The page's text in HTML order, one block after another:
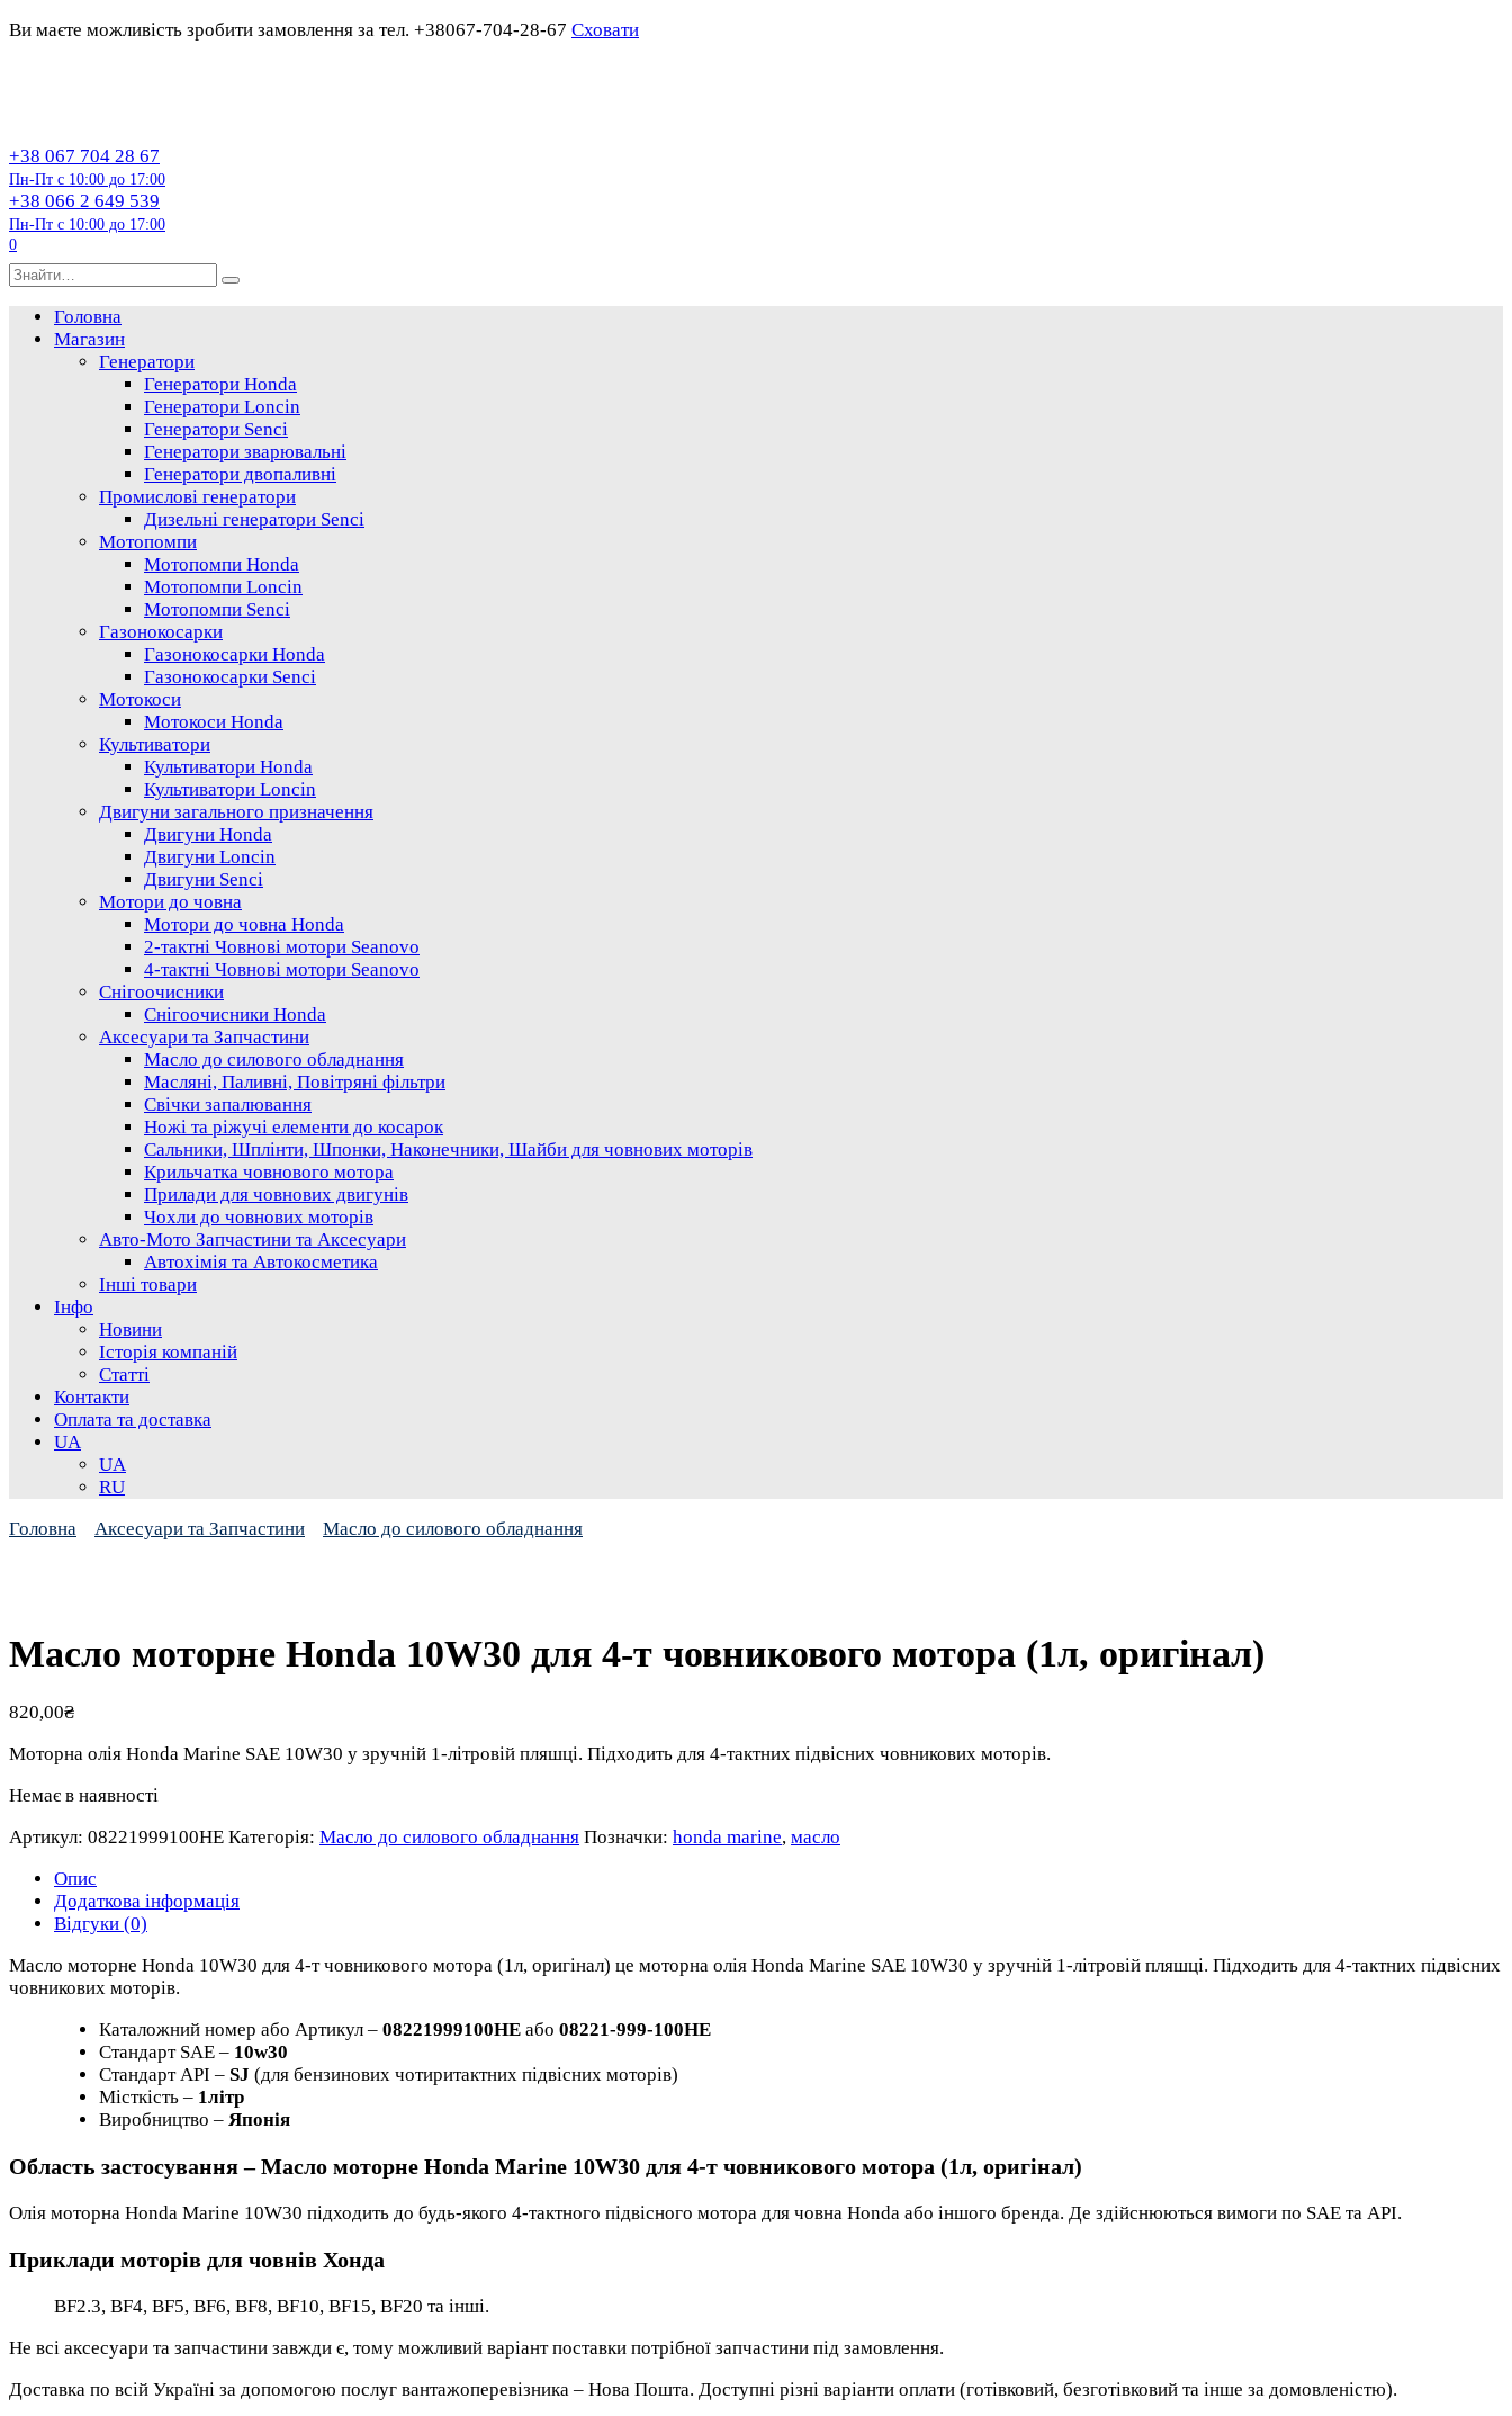
Ви маєте можливість зробити замовлення за тел. +38067-704-28-67 Сховати
+38 067 704 28 67
Пн-Пт с 10:00 до 17:00
+38 066 2 649 539
Пн-Пт с 10:00 до 17:00
0
Пошук…
Головна
Магазин
Генератори
Генератори Honda
Генератори Loncin
Генератори Senci
Генератори зварювальні
Генератори двопаливні
Промислові генератори
Дизельні генератори Senci
Мотопомпи
Мотопомпи Honda
Мотопомпи Loncin
Мотопомпи Senci
Газонокосарки
Газонокосарки Honda
Газонокосарки Senci
Мотокоси
Мотокоси Honda
Культиватори
Культиватори Honda
Культиватори Loncin
Двигуни загального призначення
Двигуни Honda
Двигуни Loncin
Двигуни Senci
Мотори до човна
Мотори до човна Honda
2-тактні Човнові мотори Seanovo
4-тактні Човнові мотори Seanovo
Снігоочисники
Снігоочисники Honda
Аксесуари та Запчастини
Масло до силового обладнання
Масляні, Паливні, Повітряні фільтри
Свічки запалювання
Ножі та ріжучі елементи до косарок
Сальники, Шплінти, Шпонки, Наконечники, Шайби для човнових моторів
Крильчатка човнового мотора
Прилади для човнових двигунів
Чохли до човнових моторів
Авто-Мото Запчастини та Аксесуари
Автохімія та Автокосметика
Інші товари
Інфо
Новини
Історія компаній
Статті
Контакти
Оплата та доставка
UA
UA
RU
Головна
Аксесуари та Запчастини Масло до силового обладнання
Масло моторне Honda 10W30 для 4-т човникового мотора (1л, оригінал)
820,00₴
Моторна олія Honda Marine SAE 10W30 у зручній 1-літровій пляшці. Підходить для 4-тактних підвісних човникових моторів.
Немає в наявності
Артикул: 08221999100HE Категорія: Масло до силового обладнання Позначки: honda marine, масло
Опис
Додаткова інформація
Відгуки (0)
Масло моторне Honda 10W30 для 4-т човникового мотора (1л, оригінал) це моторна олія Honda Marine SAE 10W30 у зручній 1-літровій пляшці. Підходить для 4-тактних підвісних
човникових моторів.
Каталожний номер або Артикул – 08221999100HE або 08221-999-100HE
Стандарт SAE – 10w30
Стандарт API – SJ (для бензинових чотиритактних підвісних моторів)
Місткість – 1літр
Виробництво – Японія
Область застосування – Масло моторне Honda Marine 10W30 для 4-т човникового мотора (1л, оригінал)
Олія моторна Honda Marine 10W30 підходить до будь-якого 4-тактного підвісного мотора для човна Honda або іншого бренда. Де здійснюються вимоги по SAE та API.
Приклади моторів для човнів Хонда
BF2.3, BF4, BF5, BF6, BF8, BF10, BF15, BF20 та інші.
Не всі аксесуари та запчастини завжди є, тому можливий варіант поставки потрібної запчастини під замовлення.
Доставка по всій Україні за допомогою послуг вантажоперевізника – Нова Пошта. Доступні різні варіанти оплати (готівковий, безготівковий та інше за домовленістю).